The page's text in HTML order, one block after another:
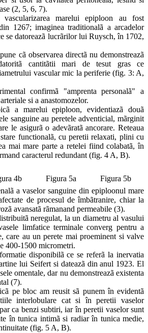
(2, 5, 6, 7).
vascularizarea marelui epiploon au fost
1267; imaginea traditionalã a arcadelor
se datoreazã lucrãrilor lui Ruysch, în 1702,
cã observarea directã nu demonstreazã
cantitãtii mari de tesut gras ce
vascular mic la periferie (fig. 3: A,
confirmã "amprenta personalã" a
si a anastomozelor.
a marelui epiploon, evidentiazã douã
sanguine au peretele adventicial, mãrginit
le asigurã o adevãratã ancorare. Reteaua
functionalã, cu peretii relaxati, plini cu
mai mare parte a retelei fiind colabatã, în
caracterul redundant (fig. 4 A, B).
4b Figura 5a
Figura 5b
a vaselor sanguine din epiploonul mare
de procesul de îmbãtranire, chiar la
avansatã rãmanand permeabile (3).
neregulat, la un diametru al vasului
limfatice terminale converg pentru a
care au un perete mai proeminent si valve
400-1500 micrometri.
disponibilã ce se referã la inervatia
lui Seifert si dateazã din anul 1923. El
omentale, dar nu demonstreazã existenta
(7).
pe bloc am reusit sã punem în evidentã
interlobulare cat si în peretii vaselor
ca benzi subtiri, iar în peretii vaselor sunt
în tunica intimã si radiar în tunica medie,
(fig. 5 A, B).